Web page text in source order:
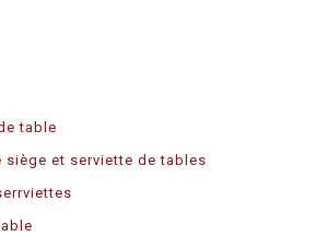
table
siège et serviette de tables